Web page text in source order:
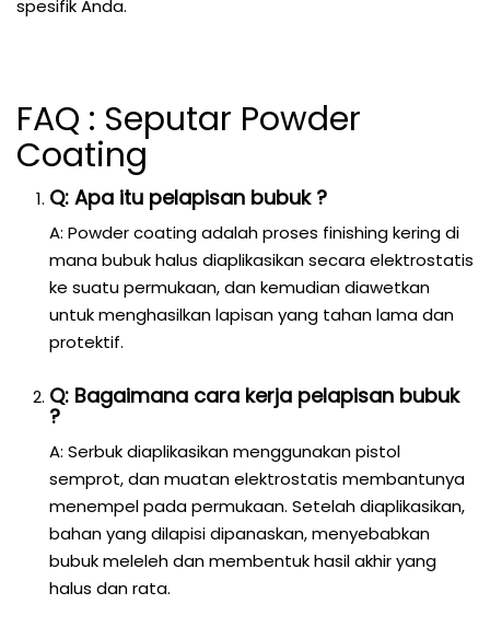
spesifik Anda.
FAQ : Seputar Powder
Coating
Q: Apa itu pelapisan bubuk ?
A: Powder coating adalah proses finishing kering di
mana bubuk halus diaplikasikan secara elektrostatis
ke suatu permukaan, dan kemudian diawetkan
untuk menghasilkan lapisan yang tahan lama dan
protektif.
Q: Bagaimana cara kerja pelapisan bubuk
?
A: Serbuk diaplikasikan menggunakan pistol
semprot, dan muatan elektrostatis membantunya
menempel pada permukaan. Setelah diaplikasikan,
bahan yang dilapisi dipanaskan, menyebabkan
bubuk meleleh dan membentuk hasil akhir yang
halus dan rata.